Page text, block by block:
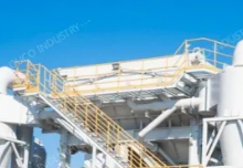
LES
AFFAIRES